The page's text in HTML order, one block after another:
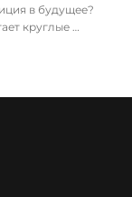
в будущее?
круглые …